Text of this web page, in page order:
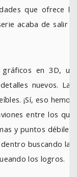
que ofrece la
acaba de salir y
en 3D, un
nuevos. Las
¡Sí, eso hemos
entre los que
y puntos débiles.
buscando las
los logros.